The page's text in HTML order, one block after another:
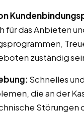
für das Anbieten
zuständig
Schnelles
die an der
Störungen